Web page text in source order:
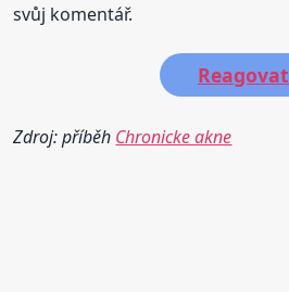
svůj komentář.
Reagovat
Zdroj: příběh Chronicke akne